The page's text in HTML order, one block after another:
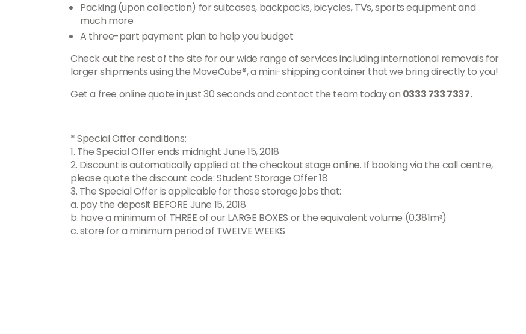
Packing (upon collection) for suitcases, backpacks, bicycles, TVs, sports equipment and
much more
A three-part payment plan to help you budget
Check out the rest of the site for our wide range of services including international removals for
larger shipments using the MoveCube®, a mini-shipping container that we bring directly to you!
Get a free online quote in just 30 seconds and contact the team today on 0333 733 7337.
* Special Offer conditions:
1. The Special Offer ends midnight June 15, 2018
2. Discount is automatically applied at the checkout stage online. If booking via the call centre,
please quote the discount code: Student Storage Offer 18
3. The Special Offer is applicable for those storage jobs that:
a. pay the deposit BEFORE June 15, 2018
b. have a minimum of THREE of our LARGE BOXES or the equivalent volume (0.381mᵌ)
c. store for a minimum period of TWELVE WEEKS